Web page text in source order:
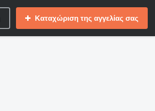
Καταχώριση της αγγελίας σας